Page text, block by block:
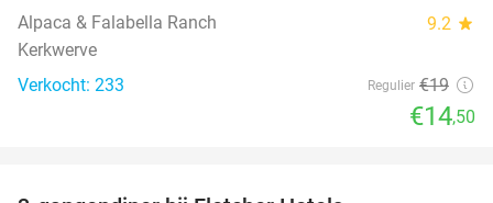
Alpaca & Falabella Ranch 9.2 star
Kerkwerve
Verkocht: 233
Regulier €19
€14,50